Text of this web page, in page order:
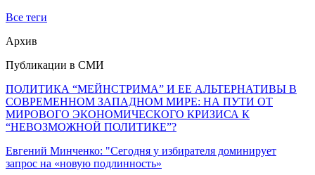
Все теги
Архив
Публикации в СМИ
ПОЛИТИКА “МЕЙНСТРИМА” И ЕЕ АЛЬТЕРНАТИВЫ В
СОВРЕМЕННОМ ЗАПАДНОМ МИРЕ: НА ПУТИ ОТ
МИРОВОГО ЭКОНОМИЧЕСКОГО КРИЗИСА К
“НЕВОЗМОЖНОЙ ПОЛИТИКЕ”?
Евгений Минченко: "Сегодня у избирателя доминирует
запрос на «новую подлинность»